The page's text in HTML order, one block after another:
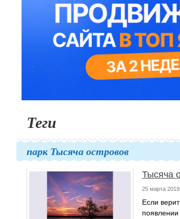
Теги
парк Тысяча островов
Тысяча
25 марта 2019
Если
появлении